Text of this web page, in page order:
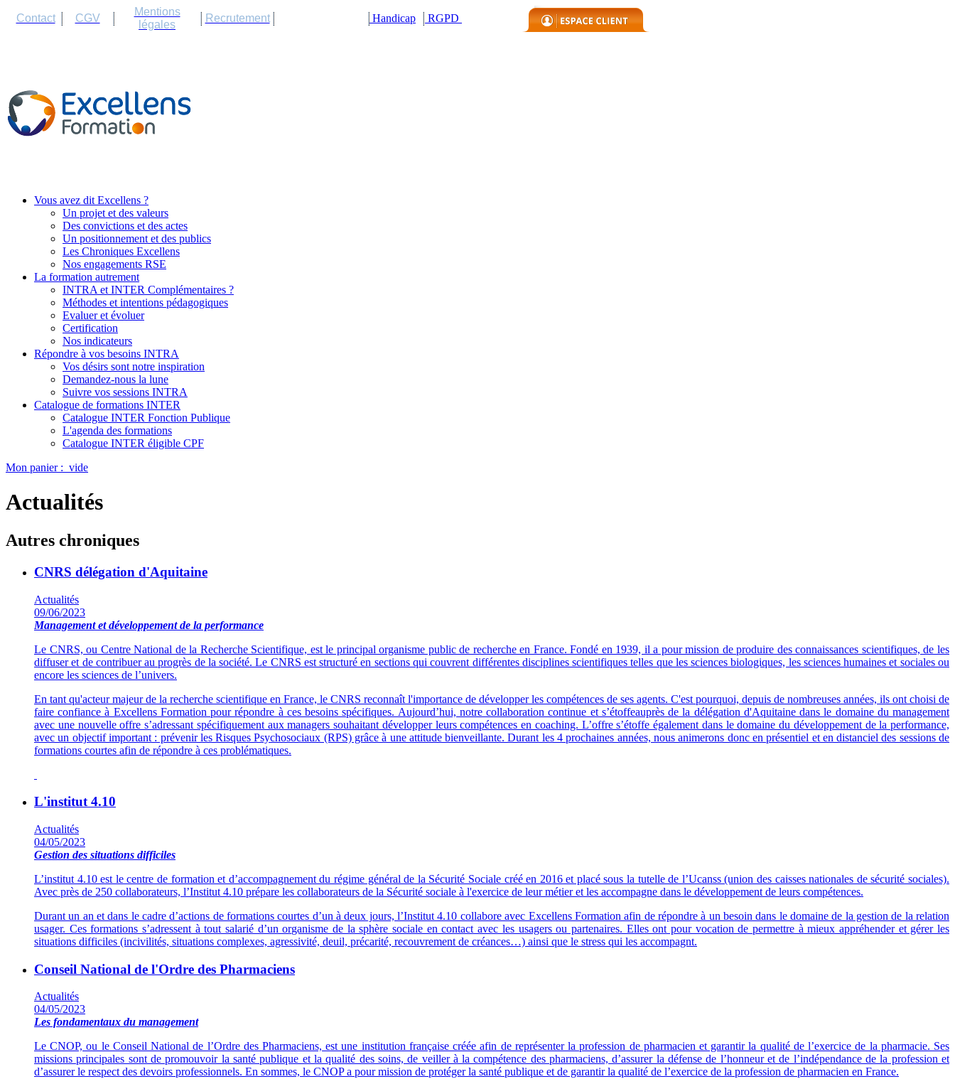
Contact CGV
Mentions
légales
Recrutement Handicap RGPD
Vous avez dit Excellens ?
Un projet et des valeurs
Des convictions et des actes
Un positionnement et des publics
Les Chroniques Excellens
Nos engagements RSE
La formation autrement
INTRA et INTER Complémentaires ?
Méthodes et intentions pédagogiques
Evaluer et évoluer
Certification
Nos indicateurs
Répondre à vos besoins INTRA
Vos désirs sont notre inspiration
Demandez-nous la lune
Suivre vos sessions INTRA
Catalogue de formations INTER
Catalogue INTER Fonction Publique
L'agenda des formations
Catalogue INTER éligible CPF
Mon panier : vide
Actualités
Autres chroniques
CNRS délégation d'Aquitaine
Actualités
09/06/2023
Management et développement de la performance
Le CNRS, ou Centre National de la Recherche Scientifique, est le principal organisme public de recherche en France. Fondé en 1939, il a pour mission de produire des connaissances scientifiques, de les
diffuser et de contribuer au progrès de la société. Le CNRS est structuré en sections qui couvrent différentes disciplines scientifiques telles que les sciences biologiques, les sciences humaines et sociales ou
encore les sciences de l’univers.
En tant qu'acteur majeur de la recherche scientifique en France, le CNRS reconnaît l'importance de développer les compétences de ses agents. C'est pourquoi, depuis de nombreuses années, ils ont choisi de
faire confiance à Excellens Formation pour répondre à ces besoins spécifiques. Aujourd’hui, notre collaboration continue et s’étoffeauprès de la délégation d'Aquitaine dans le domaine du management
avec une nouvelle offre s’adressant spécifiquement aux managers souhaitant développer leurs compétences en coaching. L’offre s’étoffe également dans le domaine du développement de la performance,
avec un objectif important : prévenir les Risques Psychosociaux (RPS) grâce à une attitude bienveillante. Durant les 4 prochaines années, nous animerons donc en présentiel et en distanciel des sessions de
formations courtes afin de répondre à ces problématiques.
L'institut 4.10
Actualités
04/05/2023
Gestion des situations difficiles
L’institut 4.10 est le centre de formation et d’accompagnement du régime général de la Sécurité Sociale créé en 2016 et placé sous la tutelle de l’Ucanss (union des caisses nationales de sécurité sociales).
Avec près de 250 collaborateurs, l’Institut 4.10 prépare les collaborateurs de la Sécurité sociale à l'exercice de leur métier et les accompagne dans le développement de leurs compétences.
Durant un an et dans le cadre d’actions de formations courtes d’un à deux jours, l’Institut 4.10 collabore avec Excellens Formation afin de répondre à un besoin dans le domaine de la gestion de la relation
usager. Ces formations s’adressent à tout salarié d’un organisme de la sphère sociale en contact avec les usagers ou partenaires. Elles ont pour vocation de permettre à mieux appréhender et gérer les
situations difficiles (incivilités, situations complexes, agressivité, deuil, précarité, recouvrement de créances…) ainsi que le stress qui les accompagnt.
Conseil National de l'Ordre des Pharmaciens
Actualités
04/05/2023
Les fondamentaux du management
Le CNOP, ou le Conseil National de l’Ordre des Pharmaciens, est une institution française créée afin de représenter la profession de pharmacien et garantir la qualité de l’exercice de la pharmacie. Ses
missions principales sont de promouvoir la santé publique et la qualité des soins, de veiller à la compétence des pharmaciens, d’assurer la défense de l’honneur et de l’indépendance de la profession et
d’assurer le respect des devoirs professionnels. En sommes, le CNOP a pour mission de protéger la santé publique et de garantir la qualité de l’exercice de la profession de pharmacien en France.